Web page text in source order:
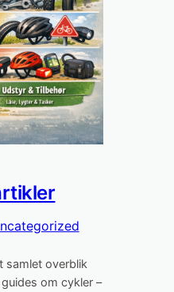
samlet overblik
om cykler –